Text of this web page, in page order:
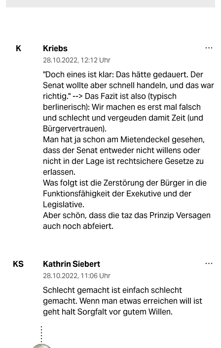
K Kriebs
28.10.2022, 12:12 Uhr
"Doch eines ist klar: Das hätte gedauert. Der
Senat wollte aber schnell handeln, und das war
richtig." --> Das Fazit ist also (typisch
berlinerisch): Wir machen es erst mal falsch
und schlecht und vergeuden damit Zeit (und
Bürgervertrauen).
Man hat ja schon am Mietendeckel gesehen,
dass der Senat entweder nicht willens oder
nicht in der Lage ist rechtsichere Gesetze zu
erlassen.
Was folgt ist die Zerstörung der Bürger in die
Funktionsfähigkeit der Exekutive und der
Legislative.
Aber schön, dass die taz das Prinzip Versagen
auch noch abfeiert.
KS Kathrin Siebert
28.10.2022, 11:06 Uhr
Schlecht gemacht ist einfach schlecht
gemacht. Wenn man etwas erreichen will ist
geht halt Sorgfalt vor gutem Willen.